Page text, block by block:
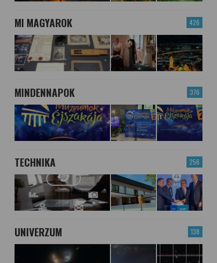
426
MI MAGYAROK
376
MINDENNAPOK
256
TECHNIKA
138
UNIVERZUM